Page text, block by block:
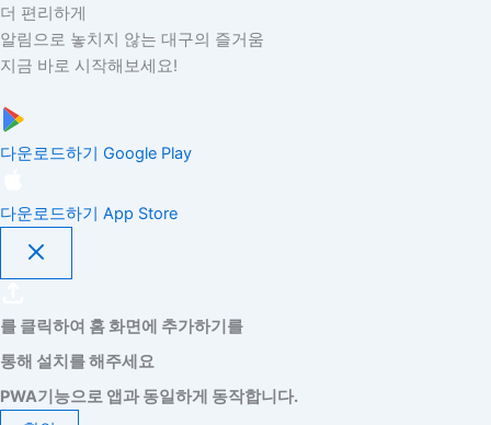
더 편리하게
알림으로 놓치지 않는 대구의 즐거움
지금 바로 시작해보세요!
다운로드하기 Google Play
다운로드하기 App Store
를 클릭하여 홈 화면에 추가하기를
통해 설치를 해주세요
PWA기능으로 앱과 동일하게 동작합니다.